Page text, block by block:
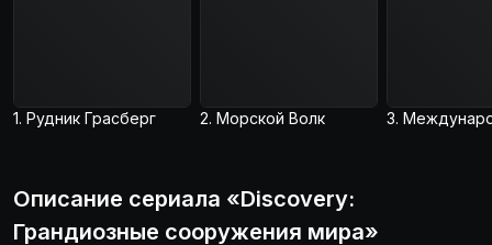
1. Рудник Грасберг 2. Морской Волк
Описание сериала «Discovery:
Грандиозные сооружения мира»